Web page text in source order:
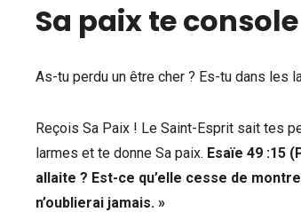
Sa paix te
As-tu perdu un être cher ? Es-tu dans les
Reçois Sa Paix ! Le Saint-Esprit sait tes
larmes et te donne Sa paix. Esaïe 49 :15
allaite ? Est-ce qu’elle cesse de
n’oublierai jamais. »